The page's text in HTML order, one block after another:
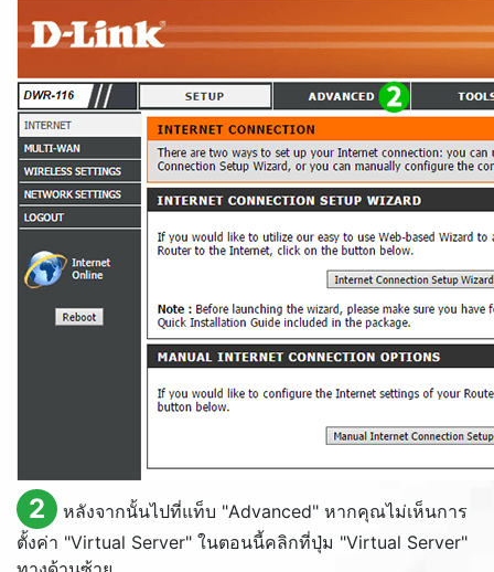
2 หลังจากนั้นไปที่แท็บ "Advanced" หากคุณไม่เห็นการ
ตั้งค่า "Virtual Server" ในตอนนี้คลิกที่ปุ่ม "Virtual Server"